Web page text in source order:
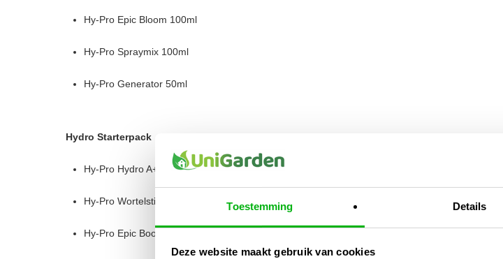
Toestemming Details
Deze website maakt gebruik van cookies
Hy-Pro Epic Bloom 100ml
Hy-Pro Spraymix 100ml
Hy-Pro Generator 50ml
Hydro Starterpack
Hy-Pro Hydro A+B 500ml
Hy-Pro Wortelstimulator 250ml
Hy-Pro Epic Boost 100ml